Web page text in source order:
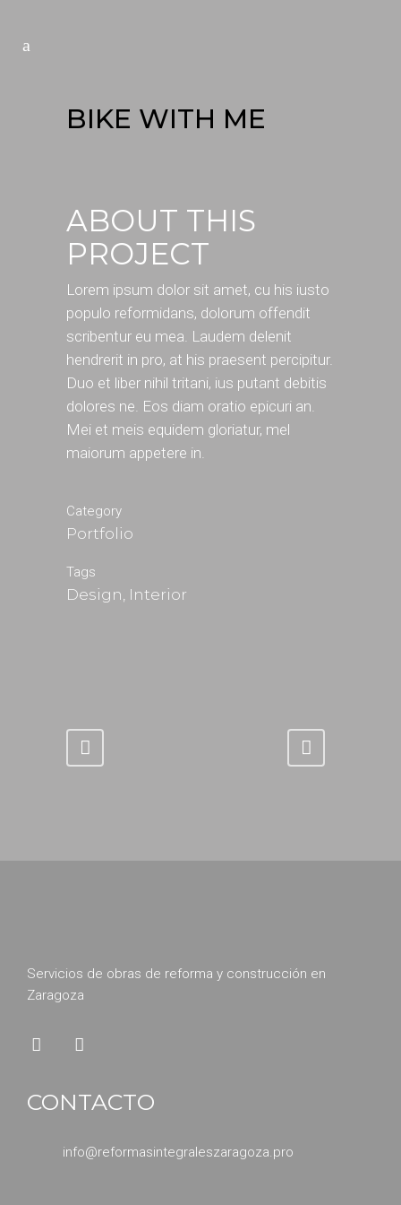
BIKE WITH ME
ABOUT THIS
PROJECT
Lorem ipsum dolor sit amet, cu his iusto
populo reformidans, dolorum offendit
scribentur eu mea. Laudem delenit
hendrerit in pro, at his praesent percipitur.
Duo et liber nihil tritani, ius putant debitis
dolores ne. Eos diam oratio epicuri an.
Mei et meis equidem gloriatur, mel
maiorum appetere in.
Category
Portfolio
Tags
Design, Interior
Servicios de obras de reforma y construcción en
Zaragoza
CONTACTO
info@reformasintegraleszaragoza.pro